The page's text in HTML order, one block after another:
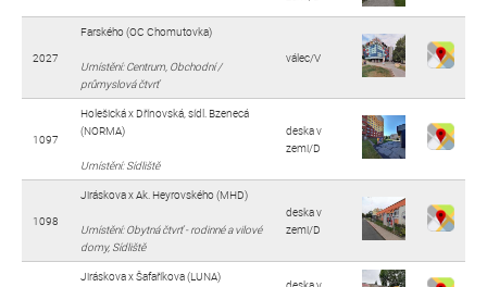
2027
Farského (OC Chomutovka)
Umístění: Centrum, Obchodní /
průmyslová čtvrť
válec/V
1097
Holešická x Dřínovská, sídl. Bzenecá
(NORMA)
Umístění: Sídliště
deska v
zemi/D
1098
Jiráskova x Ak. Heyrovského (MHD)
Umístění: Obytná čtvrť - rodinné a vilové
domy, Sídliště
deska v
zemi/D
Jiráskova x Šafaříkova (LUNA)